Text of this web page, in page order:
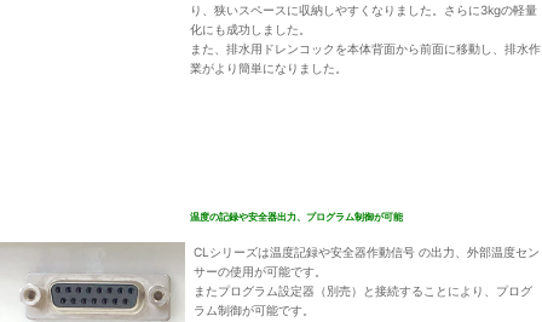
り、狭いスペースに収納しやすくなりました。さらに3kgの軽量
化にも成功しました。
また、排水用ドレンコックを本体背面から前面に移動し、排水作
業がより簡単になりました。
温度の記録や安全器出力、プログラム制御が可能
CLシリーズは温度記録や安全器作動信号 の出力、外部温度セン
サーの使用が可能です。
またプログラム設定器（別売）と接続することにより、プログ
ラム制御が可能です。